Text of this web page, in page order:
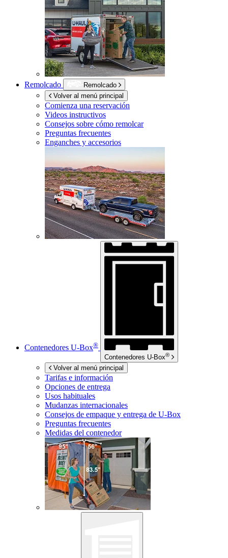
Remolcado
Remolcado
Volver al menú principal
Comienza una reservación
Videos instructivos
Consejos sobre cómo remolcar
Preguntas frecuentes
Enganches y accesorios
Contenedores U-Box®
Contenedores U-Box®
Volver al menú principal
Tarifas e información
Opciones de entrega
Usos habituales
Mudanzas internacionales
Consejos de empaque y entrega de U-Box
Preguntas frecuentes
Medidas del contenedor